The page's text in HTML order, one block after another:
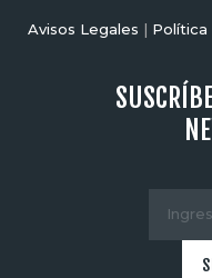
Avisos Legales | Política